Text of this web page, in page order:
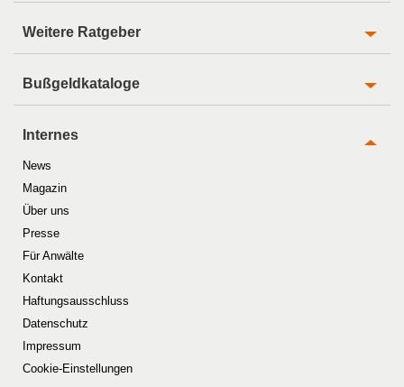
Weitere Ratgeber
Bußgeldkataloge
Internes
News
Magazin
Über uns
Presse
Für Anwälte
Kontakt
Haftungsausschluss
Datenschutz
Impressum
Cookie-Einstellungen